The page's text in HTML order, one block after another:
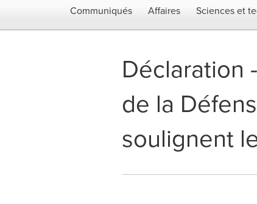
Communiqués Affaires Sciences et
Déclaration
de la
soulignent